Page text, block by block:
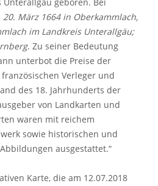
20. März 1664 in Oberkammlach,
im Landkreis Unterallgäu;
. Zu seiner Bedeutung
unterbot die Preise der
Verleger und
des 18. Jahrhunderts der
von Landkarten und
waren mit reichem
sowie historischen und
ausgestattet.“
Karte, die am 12.07.2018